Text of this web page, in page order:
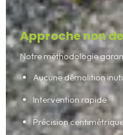
Approche non
Notre méthodologie
Aucune démolition
Intervention rapide
Précision